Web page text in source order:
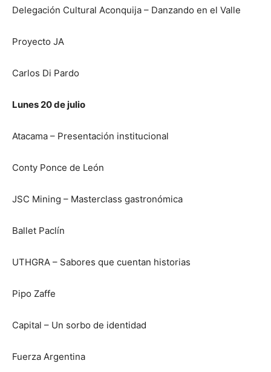
Delegación Cultural Aconquija – Danzando en el Valle
Proyecto JA
Carlos Di Pardo
Lunes 20 de julio
Atacama – Presentación institucional
Conty Ponce de León
JSC Mining – Masterclass gastronómica
Ballet Paclín
UTHGRA – Sabores que cuentan historias
Pipo Zaffe
Capital – Un sorbo de identidad
Fuerza Argentina